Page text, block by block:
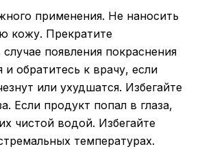
применения. Не наносить
кожу. Прекратите
появления покраснения
и обратитесь к врачу, если
или ухудшатся. Избегайте
Если продукт попал в глаза,
чистой водой. Избегайте
температурах.